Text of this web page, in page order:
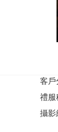
客戶
禮服
攝影